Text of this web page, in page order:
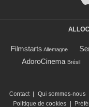
Filmstarts Allemagne
AdoroCinema Brésil
Contact Qui sommes-nous
Politique de cookies